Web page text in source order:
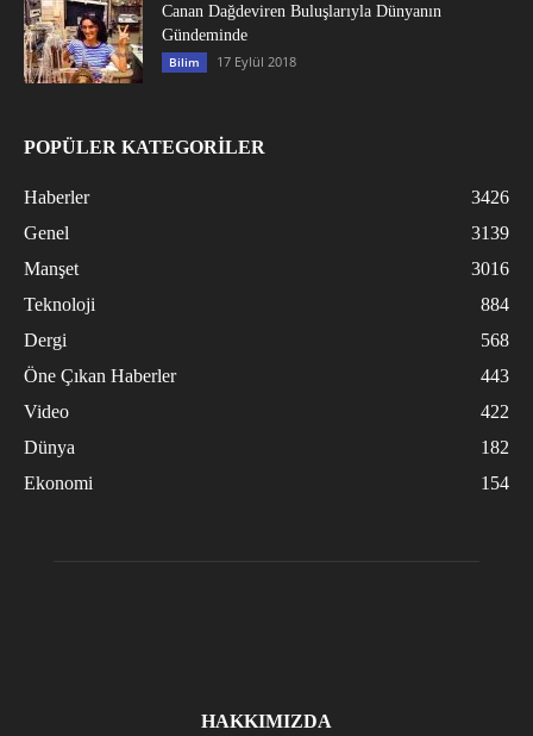
Canan Dağdeviren Buluşlarıyla Dünyanın
Gündeminde
Bilim 17 Eylül 2018
POPÜLER KATEGORİLER
Haberler
3426
Genel
3139
Manşet
3016
Teknoloji
884
Dergi
568
Öne Çıkan Haberler
443
Video
422
Dünya
182
Ekonomi
154
HAKKIMIZDA